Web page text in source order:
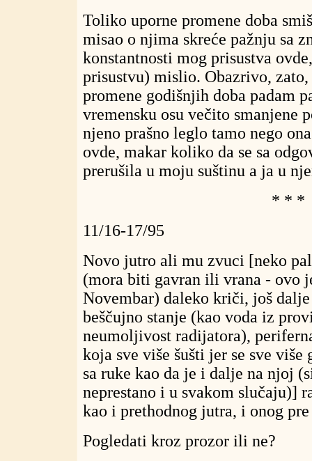
Toliko uporne promene doba
misao o njima skreće pažnju sa
konstantnosti mog prisustva
prisustvu) mislio. Obazrivo,
promene godišnjih doba padam
vremensku osu večito smanjene
njeno prašno leglo tamo nego
ovde, makar koliko da se sa
prerušila u moju suštinu a ja u
* * *
11/16-17/95
Novo jutro ali mu zvuci [neko
(mora biti gavran ili vrana - ovo
Novembar) daleko kriči, još
beščujno stanje (kao voda iz
neumoljivost radijatora),
koja sve više šušti jer se sve
sa ruke kao da je i dalje na njoj
neprestano i u svakom slučaju)]
kao i prethodnog jutra, i onog
Pogledati kroz prozor ili ne?